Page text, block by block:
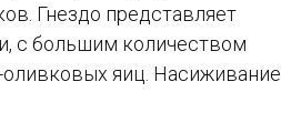
Гнездо представляет
с большим количеством
яиц. Насиживание